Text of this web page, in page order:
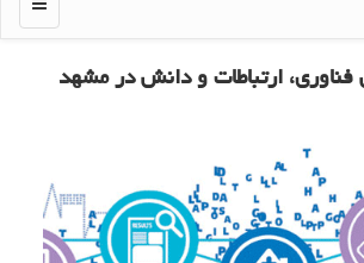
فناوری، ارتباطات و دانش در مشهد